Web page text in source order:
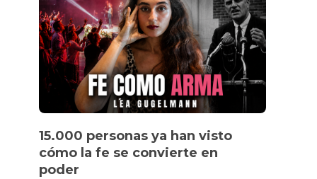
15.000 personas ya han visto
cómo la fe se convierte en
poder